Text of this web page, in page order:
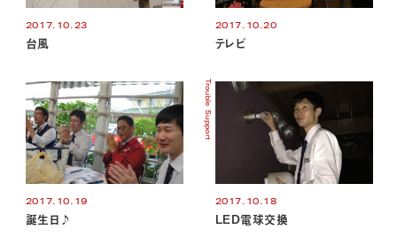
2017.10.23
台風
2017.10.20
テレビ
2017.10.19
誕生日♪
2017.10.18
Trouble Support
LED電球交換